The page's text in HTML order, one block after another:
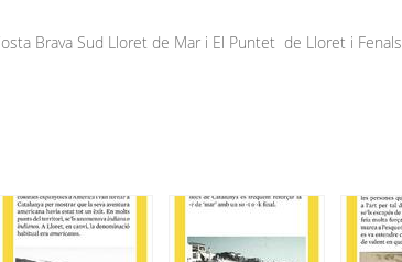
Brava Sud Lloret de Mar i El Puntet de Lloret i Fenals